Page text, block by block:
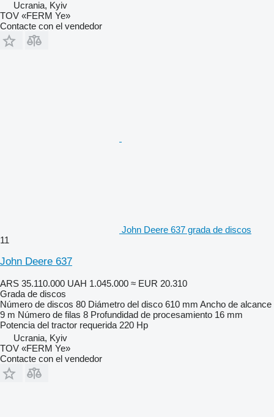
Ucrania, Kyiv
TOV «FERM Ye»
Contacte con el vendedor
John Deere 637 grada de discos
11
John Deere 637
ARS 35.110.000 UAH 1.045.000 ≈ EUR 20.310
Grada de discos
Número de discos 80 Diámetro del disco 610 mm Ancho de alcance
9 m Número de filas 8 Profundidad de procesamiento 16 mm
Potencia del tractor requerida 220 Hp
Ucrania, Kyiv
TOV «FERM Ye»
Contacte con el vendedor